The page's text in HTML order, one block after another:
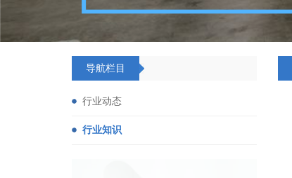
导航栏目
行业动态
行业知识